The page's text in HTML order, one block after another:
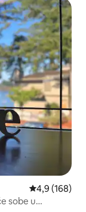
Prosječna
4,9 (168)
sobe u